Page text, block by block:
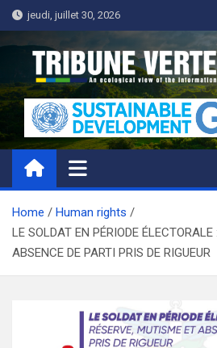
Skip
to
content
jeudi, juillet 30, 2026
Tribune Verte
Un regard écologique de
Home
Human rights
LE SOLDAT EN PÉRIODE
ABSENCE DE PARTI PRIS DE RIGUEUR